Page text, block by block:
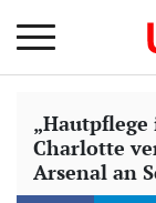
Charlotte
Arsenal an